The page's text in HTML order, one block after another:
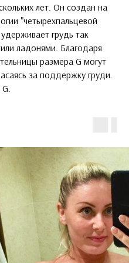
лет. Он создан на
"четырехпальцевой
грудь так
ладонями. Благодаря
размера G могут
за поддержку груди.